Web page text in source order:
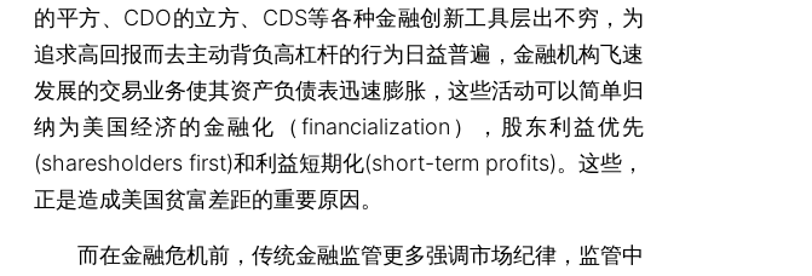
的平方、CDO的立方、CDS等各种金融创新工具层出不穷，为
追求高回报而去主动背负高杠杆的行为日益普遍，金融机构飞速
发展的交易业务使其资产负债表迅速膨胀，这些活动可以简单归
纳为美国经济的金融化（financialization），股东利益优先
(sharesholders first)和利益短期化(short-term profits)。这些，
正是造成美国贫富差距的重要原因。
而在金融危机前，传统金融监管更多强调市场纪律，监管中